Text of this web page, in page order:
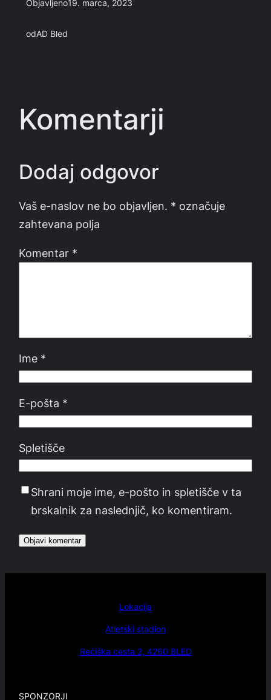
Objavljeno19. marca, 2023
odAD Bled
Komentarji
Dodaj odgovor
Vaš e-naslov ne bo objavljen. * označuje
zahtevana polja
Komentar *
Ime *
E-pošta *
Spletišče
Shrani moje ime, e-pošto in spletišče v ta
brskalnik za naslednjič, ko komentiram.
Lokacija
Atletski stadion
Rečiška cesta 2, 4260 BLED
SPONZORJI